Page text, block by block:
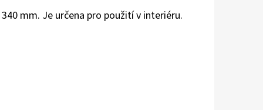
mm. Je určena pro použití v interiéru.